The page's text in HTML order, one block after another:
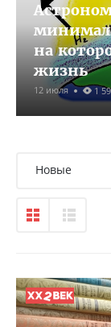
на
жизнь
12 июля 1
Новые